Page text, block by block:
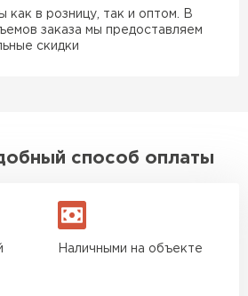
как в розницу, так и оптом. В
заказа мы предоставляем
скидки
способ оплаты
Наличными на объекте